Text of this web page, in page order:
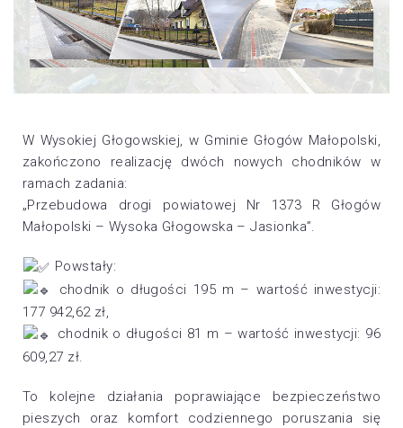
W Wysokiej Głogowskiej, w Gminie Głogów Małopolski,
zakończono realizację dwóch nowych chodników w
ramach zadania:
„Przebudowa drogi powiatowej Nr 1373 R Głogów
Małopolski – Wysoka Głogowska – Jasionka”.
Powstały:
chodnik o długości 195 m – wartość inwestycji:
177 942,62 zł,
chodnik o długości 81 m – wartość inwestycji: 96
609,27 zł.
To kolejne działania poprawiające bezpieczeństwo
pieszych oraz komfort codziennego poruszania się